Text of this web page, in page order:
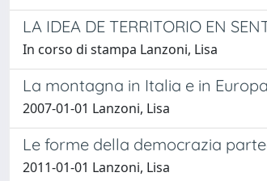
LA IDEA DE TERRITORIO EN
In corso di stampa Lanzoni, Lisa
La montagna in Italia e in Europa
2007-01-01 Lanzoni, Lisa
Le forme della democrazia
2011-01-01 Lanzoni, Lisa